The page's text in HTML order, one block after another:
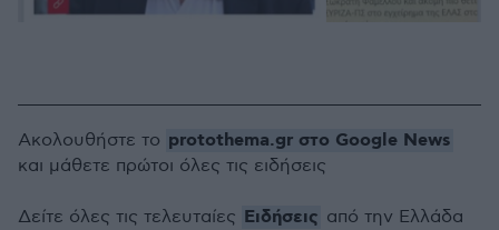
Ακολουθήστε το protothema.gr στο Google News
και μάθετε πρώτοι όλες τις ειδήσεις
Δείτε όλες τις τελευταίες Ειδήσεις από την Ελλάδα